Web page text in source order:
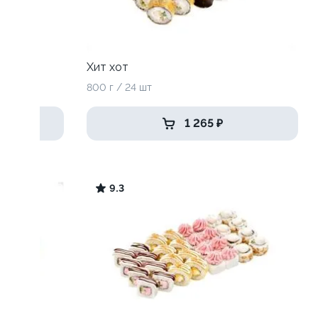
Хит хот
800 г / 24 шт
1 265 ₽
9.3